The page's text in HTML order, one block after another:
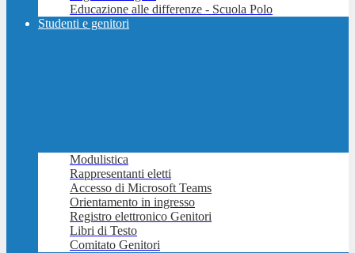
Educazione alle differenze - Scuola Polo
Studenti e genitori
Modulistica
Rappresentanti eletti
Accesso di Microsoft Teams
Orientamento in ingresso
Registro elettronico Genitori
Libri di Testo
Comitato Genitori